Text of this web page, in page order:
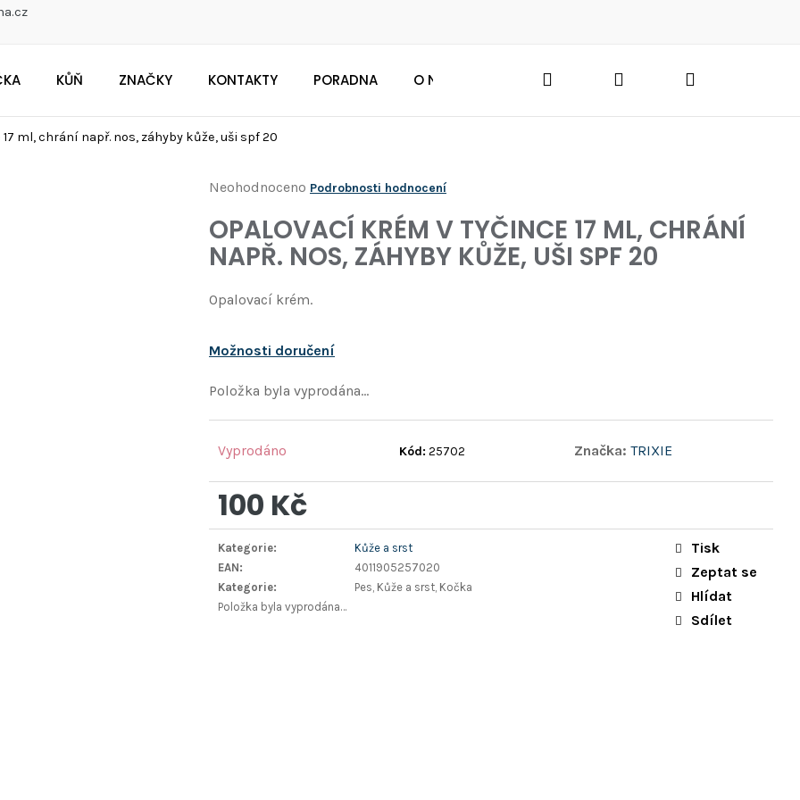
KŮŇ ZNAČKY KONTAKTY PORADNA O NÁS Hledat PřihlášeníNákupní
ml, chrání např. nos, záhyby kůže, uši spf 20
Průměrné
produktu
je
hvězdiček.
Neohodnoceno Podrobnosti hodnocení
OPALOVACÍ KRÉM V TYČINCE 17 ML, CHRÁNÍ
NAPŘ. NOS, ZÁHYBY KŮŽE, UŠI SPF 20
Opalovací krém.
Možnosti doručení
Položka byla vyprodána…
Vyprodáno Kód: 25702 Značka:TRIXIE
100 Kč
Měrná
cena:
Kategorie:
Kůže a srst
EAN:
4011905257020
Kategorie:
Pes, Kůže a srst, Kočka
Položka byla vyprodána…
Tisk
Zeptat se
Hlídat
Sdílet
CO POTŘEBUJETE NAJÍT?